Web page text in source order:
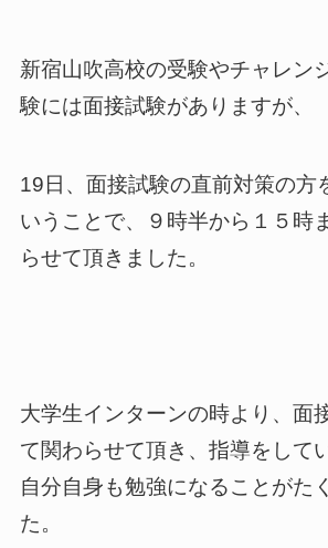
新宿山吹高校の受験やチャレン
験には面接試験がありますが、
19日、面接試験の直前対策の方
いうことで、９時半から１５時
らせて頂きました。
大学生インターンの時より、面
て関わらせて頂き、指導をして
自分自身も勉強になることがた
た。